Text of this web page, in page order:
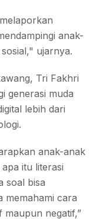
anak-
ujarnya.
Tri Fakhri
generasi muda
lebih dari
anak-anak
itu literasi
soal bisa
memahami cara
maupun negatif,”